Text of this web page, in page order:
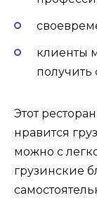
клиенты
получить
Этот
нравится
можно с
грузинские